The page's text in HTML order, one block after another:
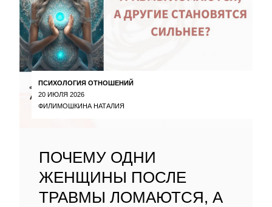
ПСИХОЛОГИЯ ОТНОШЕНИЙ
20 ИЮЛЯ 2026
ФИЛИМОШКИНА НАТАЛИЯ
ПОЧЕМУ ОДНИ
ЖЕНЩИНЫ ПОСЛЕ
ТРАВМЫ ЛОМАЮТСЯ, А